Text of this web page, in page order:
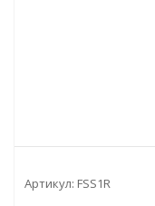
Артикул: FSS1R